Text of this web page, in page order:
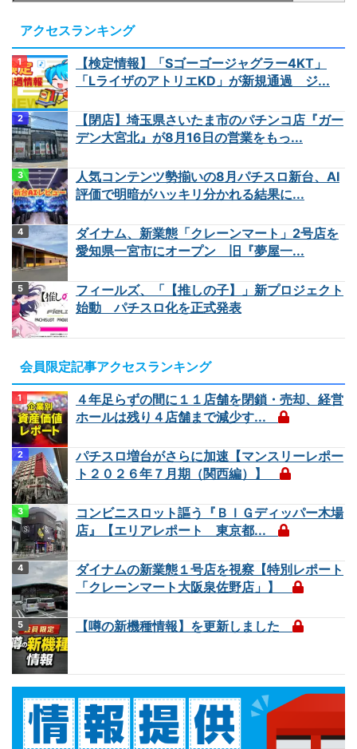
アクセスランキング
【検定情報】「Sゴーゴージャグラー4KT」
「LライザのアトリエKD」が新規通過 ジ...
【閉店】埼玉県さいたま市のパチンコ店『ガー
デン大宮北』が8月16日の営業をもっ...
人気コンテンツ勢揃いの8月パチスロ新台、AI
評価で明暗がハッキリ分かれる結果に...
ダイナム、新業態「クレーンマート」2号店を
愛知県一宮市にオープン 旧『夢屋一...
フィールズ、「【推しの子】」新プロジェクト
始動 パチスロ化を正式発表
会員限定記事アクセスランキング
４年足らずの間に１１店舗を閉鎖・売却、経営
ホールは残り４店舗まで減少す...
パチスロ増台がさらに加速【マンスリーレポー
ト２０２６年７月期（関西編）】
コンビニスロット謳う『ＢＩＧディッパー木場
店』【エリアレポート 東京都...
ダイナムの新業態１号店を視察【特別レポート
「クレーンマート大阪泉佐野店」】
【噂の新機種情報】を更新しました